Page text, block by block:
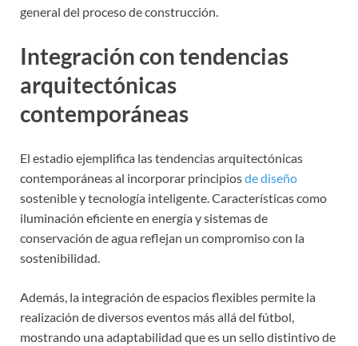
general del proceso de construcción.
Integración con tendencias
arquitectónicas
contemporáneas
El estadio ejemplifica las tendencias arquitectónicas
contemporáneas al incorporar principiosde diseño
sostenible y tecnología inteligente. Características como
iluminación eficiente en energía y sistemas de
conservación de agua reflejan un compromiso con la
sostenibilidad.
Además, la integración de espacios flexibles permite la
realización de diversos eventos más allá del fútbol,
mostrando una adaptabilidad que es un sello distintivo de